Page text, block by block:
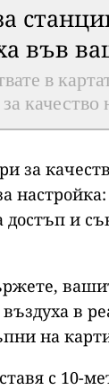
във
в
качество
за
достъп и
в
на
с 10-